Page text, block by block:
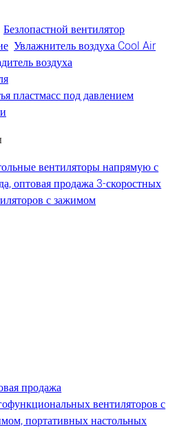
Безлопастной вентилятор
Увлажнитель воздуха Cool Air
воздуха
пластмасс под давлением
вентиляторы напрямую с
оптовая продажа 3-скоростных
с зажимом
продажа
вентиляторов с
портативных настольных